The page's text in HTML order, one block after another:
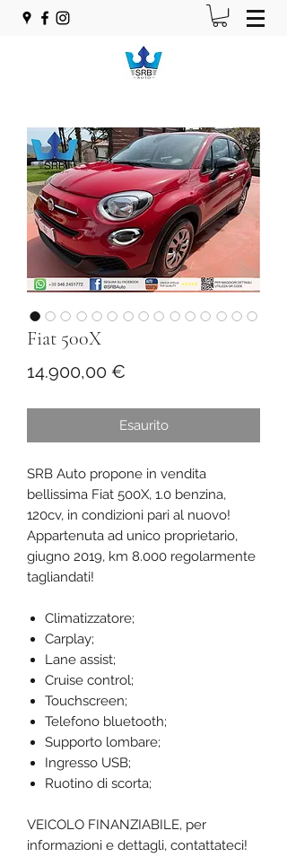
Fiat 500X
14.900,00 €
Esaurito
SRB Auto propone in vendita
bellissima Fiat 500X, 1.0 benzina,
120cv, in condizioni pari al nuovo!
Appartenuta ad unico proprietario,
giugno 2019, km 8.000 regolarmente
tagliandati!
Climatizzatore;
Carplay;
Lane assist;
Cruise control;
Touchscreen;
Telefono bluetooth;
Supporto lombare;
Ingresso USB;
Ruotino di scorta;
VEICOLO FINANZIABILE, per
informazioni e dettagli, contattateci!